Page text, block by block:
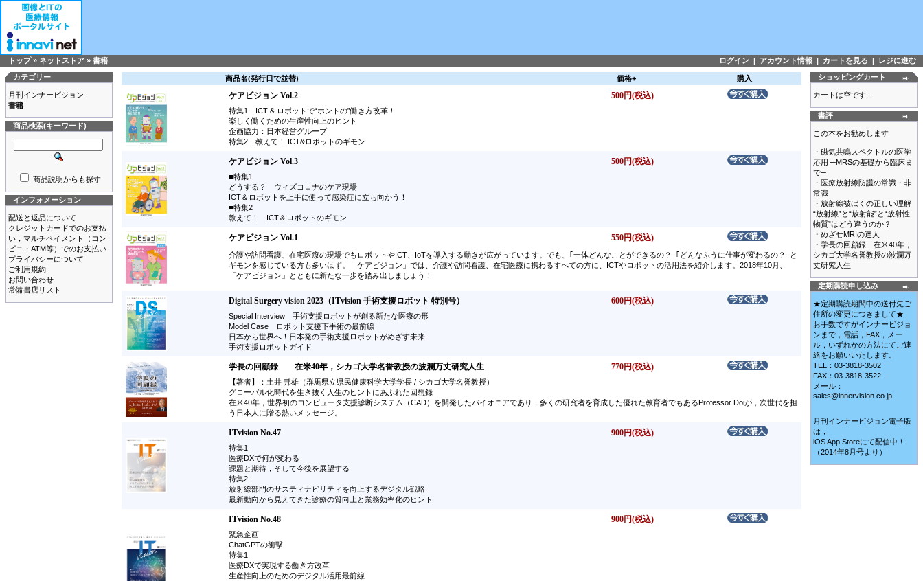
トップ» ネットストア » 書籍 ログイン | アカウント情報 | カートを見る | レジに進む
カテゴリー
月刊インナービジョン
書籍
商品検索(キーワード)
商品説明からも探す
インフォメーション
配送と返品について
クレジットカードでのお支払
い，マルチペイメント（コン
ビニ・ATM等）でのお支払い
プライバシーについて
ご利用規約
お問い合わせ
常備書店リスト
商品名(発行日で並替) 価格+ 購入
ケアビジョン Vol.2 500円(税込)
特集1 ICT & ロボットで“ホントの”働き方改革！
楽しく働くための生産性向上のヒント
企画協力：日本経営グループ
特集2 教えて！ ICT&ロボットのギモン
ケアビジョン Vol.3 500円(税込)
■特集1
どうする？ ウィズコロナのケア現場
ICT＆ロボットを上手に使って感染症に立ち向かう！
■特集2
教えて！ ICT＆ロボットのギモン
ケアビジョン Vol.1 550円(税込)
介護や訪問看護、在宅医療の現場でもロボットやICT、IoTを導入する動きが広がっています。でも、｢一体どんなことができるの？｣｢どんなふうに仕事が変わるの？｣と
ギモンを感じている方も多いはず。「ケアビジョン」では、介護や訪問看護、在宅医療に携わるすべての方に、ICTやロボットの活用法を紹介します。2018年10月、
「ケアビジョン」とともに新たな一歩を踏み出しましょう！
Digital Surgery vision 2023（ITvision 手術支援ロボット 特別号） 600円(税込)
Special Interview 手術支援ロボットが創る新たな医療の形
Model Case ロボット支援下手術の最前線
日本から世界へ！日本発の手術支援ロボットがめざす未来
手術支援ロボットガイド
学長の回顧録 在米40年，シカゴ大学名誉教授の波瀾万丈研究人生 770円(税込)
【著者】：土井 邦雄（群馬県立県民健康科学大学学長 / シカゴ大学名誉教授）
グローバル化時代を生き抜く人生のヒントにあふれた回想録
在米40年，世界初のコンピュータ支援診断システム（CAD）を開発したパイオニアであり，多くの研究者を育成した優れた教育者でもあるProfessor Doiが，次世代を担
う日本人に贈る熱いメッセージ。
ITvision No.47 900円(税込)
特集1
医療DXで何が変わる
課題と期待，そして今後を展望する
特集2
放射線部門のサスティナビリティを向上するデジタル戦略
最新動向から見えてきた診療の質向上と業務効率化のヒント
ITvision No.48 900円(税込)
緊急企画
ChatGPTの衝撃
特集1
医療DXで実現する働き方改革
生産性向上のためのデジタル活用最前線
ショッピングカート
カートは空です...
書評
この本をお勧めします
・磁気共鳴スペクトルの医学
応用 ─MRSの基礎から臨床ま
で─
・医療放射線防護の常識・非
常識
・放射線被ばくの正しい理解
“放射線”と“放射能”と“放射性
物質”はどう違うのか？
・めざせMRIの達人
・学長の回顧録 在米40年，
シカゴ大学名誉教授の波瀾万
丈研究人生
定期購読申し込み
★定期購読期間中の送付先ご
住所の変更につきまして★
お手数ですがインナービジョ
ンまで，電話，FAX，メー
ル，いずれかの方法にてご連
絡をお願いいたします。
TEL：03-3818-3502
FAX：03-3818-3522
メール：
sales@innervision.co.jp
月刊インナービジョン電子版
は，
iOS App Storeにて配信中！
（2014年8月号より）